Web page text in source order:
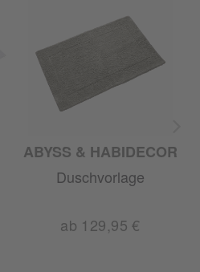
ABYSS & HABIDECOR
Duschvorlage
ab 129,95 €